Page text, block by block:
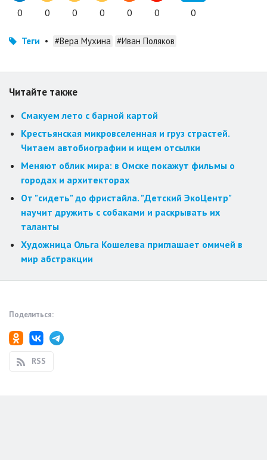
0 0 0 0 0 0 0
Теги • #Вера Мухина #Иван Поляков
Читайте также
Смакуем лето с барной картой
Крестьянская микровселенная и груз страстей.
Читаем автобиографии и ищем отсылки
Меняют облик мира: в Омске покажут фильмы о
городах и архитекторах
От "сидеть" до фристайла. "Детский ЭкоЦентр"
научит дружить с собаками и раскрывать их
таланты
Художница Ольга Кошелева приглашает омичей в
мир абстракции
Поделиться:
RSS